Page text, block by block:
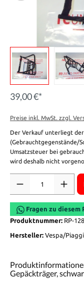
39,00 €*
Preise inkl. MwSt. zzgl.
Der Verkauf unterliegt
(Gebrauchtgegenstände/
Umsatzsteuer bei
wird deshalb nicht
Fragen zu diesem
Produktnummer: RP-
Hersteller: Vespa/
Gepäckträger,